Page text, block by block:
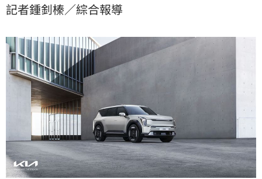
記者鍾釗榛／綜合報導